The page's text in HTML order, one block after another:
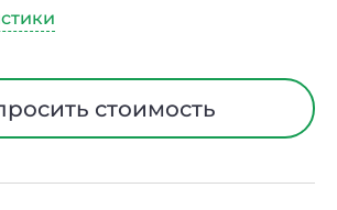
стоимость